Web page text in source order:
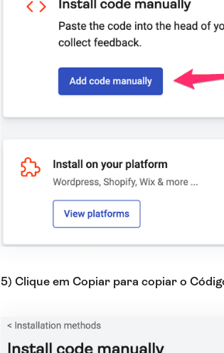
5) Clique em Copiar para copiar o